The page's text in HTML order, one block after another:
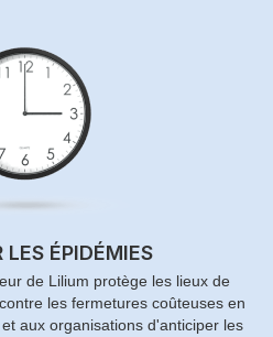
LES ÉPIDÉMIES
de Lilium protège les lieux de
les fermetures coûteuses en
aux organisations d'anticiper les